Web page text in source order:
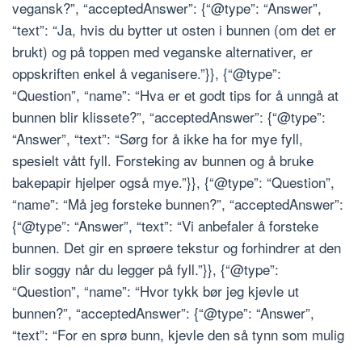
vegansk?”, “acceptedAnswer”: {“@type”: “Answer”,
“text”: “Ja, hvis du bytter ut osten i bunnen (om det er
brukt) og på toppen med veganske alternativer, er
oppskriften enkel å veganisere.”}}, {“@type”:
“Question”, “name”: “Hva er et godt tips for å unngå at
bunnen blir klissete?”, “acceptedAnswer”: {“@type”:
“Answer”, “text”: “Sørg for å ikke ha for mye fyll,
spesielt vått fyll. Forsteking av bunnen og å bruke
bakepapir hjelper også mye.”}}, {“@type”: “Question”,
“name”: “Må jeg forsteke bunnen?”, “acceptedAnswer”:
{“@type”: “Answer”, “text”: “Vi anbefaler å forsteke
bunnen. Det gir en sprøere tekstur og forhindrer at den
blir soggy når du legger på fyll.”}}, {“@type”:
“Question”, “name”: “Hvor tykk bør jeg kjevle ut
bunnen?”, “acceptedAnswer”: {“@type”: “Answer”,
“text”: “For en sprø bunn, kjevle den så tynn som mulig